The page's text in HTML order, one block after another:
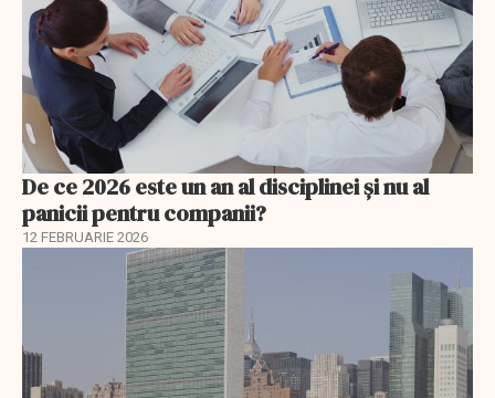
De ce 2026 este un an al disciplinei și nu al
panicii pentru companii?
12 FEBRUARIE 2026